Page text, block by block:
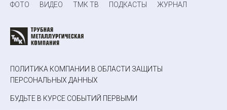
ФОТО ВИДЕО ТМК ТВ ПОДКАСТЫ ЖУРНАЛ
ПОЛИТИКА КОМПАНИИ В ОБЛАСТИ ЗАЩИТЫ
ПЕРСОНАЛЬНЫХ ДАННЫХ
БУДЬТЕ В КУРСЕ СОБЫТИЙ ПЕРВЫМИ